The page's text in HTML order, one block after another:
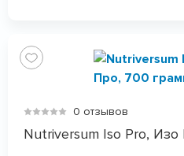
0 отзывов
Nutriversum Iso Pro,